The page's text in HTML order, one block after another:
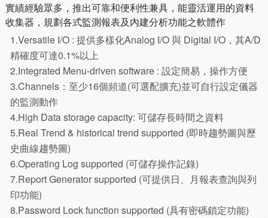
實績經驗眾多，推出可靠和便利性兼具，能靈活運用的資料
收集器，規劃各式監測報表及內建分析功能之軟體作
1.Versatile I/O : 提供多樣化Analog I/O 與 Digital I/O，其A/D
精確度可達0.1%以上
2.Integrated Menu-driven software : 設定簡易，操作方便
3.Channels：至少16個頻道(可選配擴充)並可自行設定儀器
的監測動作
4.High Data storage capacity: 可儲存長時間之資料
5.Real Trend & historical trend supported (即時趨勢圖與歷
史曲線趨勢圖)
6.Operating Log supported (可儲存操作記錄)
7.Report Generator supported (可提供日、月報表查詢與列
印功能)
8.Password Lock function supported (具有密碼鎖定功能)